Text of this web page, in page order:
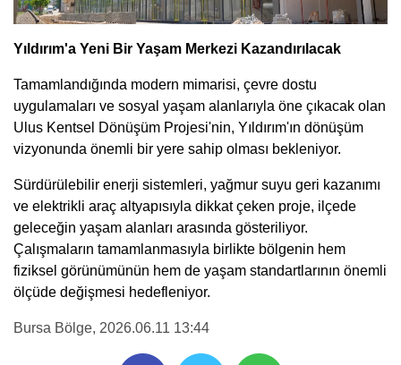
Yıldırım'a Yeni Bir Yaşam Merkezi Kazandırılacak
Tamamlandığında modern mimarisi, çevre dostu
uygulamaları ve sosyal yaşam alanlarıyla öne çıkacak olan
Ulus Kentsel Dönüşüm Projesi'nin, Yıldırım'ın dönüşüm
vizyonunda önemli bir yere sahip olması bekleniyor.
Sürdürülebilir enerji sistemleri, yağmur suyu geri kazanımı
ve elektrikli araç altyapısıyla dikkat çeken proje, ilçede
geleceğin yaşam alanları arasında gösteriliyor.
Çalışmaların tamamlanmasıyla birlikte bölgenin hem
fiziksel görünümünün hem de yaşam standartlarının önemli
ölçüde değişmesi hedefleniyor.
Bursa Bölge, 2026.06.11 13:44